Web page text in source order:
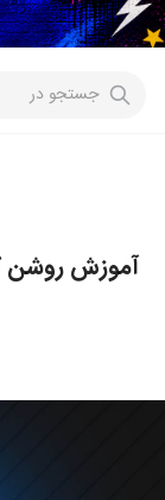
جستجو در
آموزش روشن